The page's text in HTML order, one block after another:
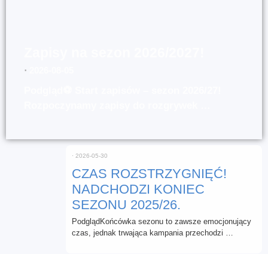
⋅
CZAS ROZSTRZYGNIĘĆ!
NADCHODZI KONIEC
SEZONU 2025/26.
⋅ 2026-05-30
PodglądKońcówka sezonu to zawsze emocjonujący
czas, jednak trwająca kampania przechodzi …